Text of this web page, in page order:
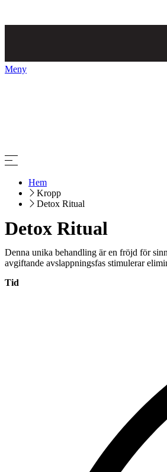
Meny
Hem
Kropp
Detox Ritual
Detox Ritual
Denna unika behandling är en fröjd för
avgiftande avslappningsfas stimulerar
Tid